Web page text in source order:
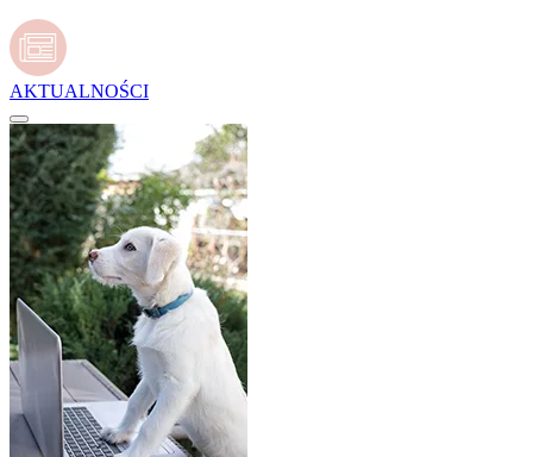
AKTUALNOŚCI